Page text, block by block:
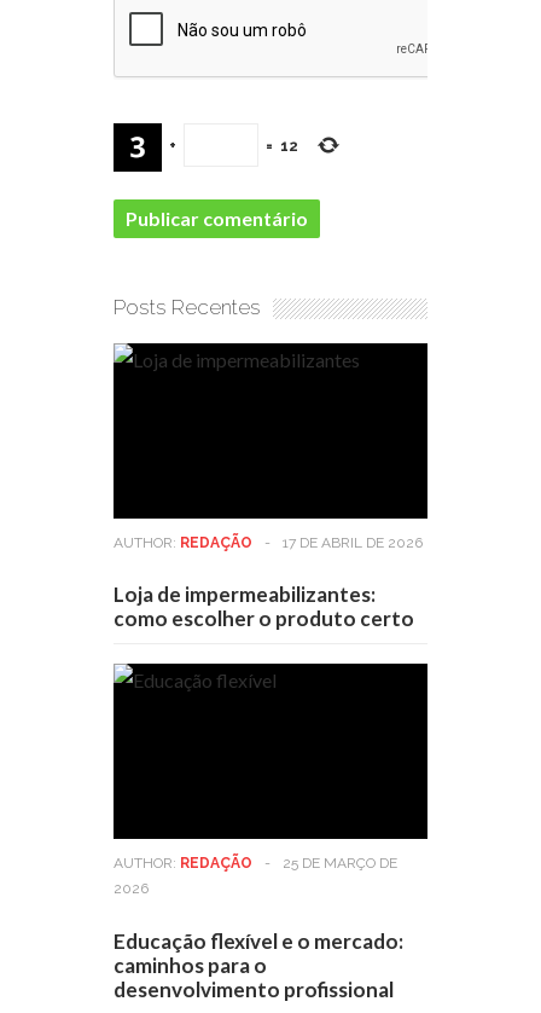
+ = 12
Posts Recentes
AUTHOR: REDAÇÃO - 17 DE ABRIL DE 2026
Loja de impermeabilizantes:
como escolher o produto certo
AUTHOR: REDAÇÃO -
25 DE MARÇO DE
2026
Educação flexível e o mercado:
caminhos para o
desenvolvimento profissional